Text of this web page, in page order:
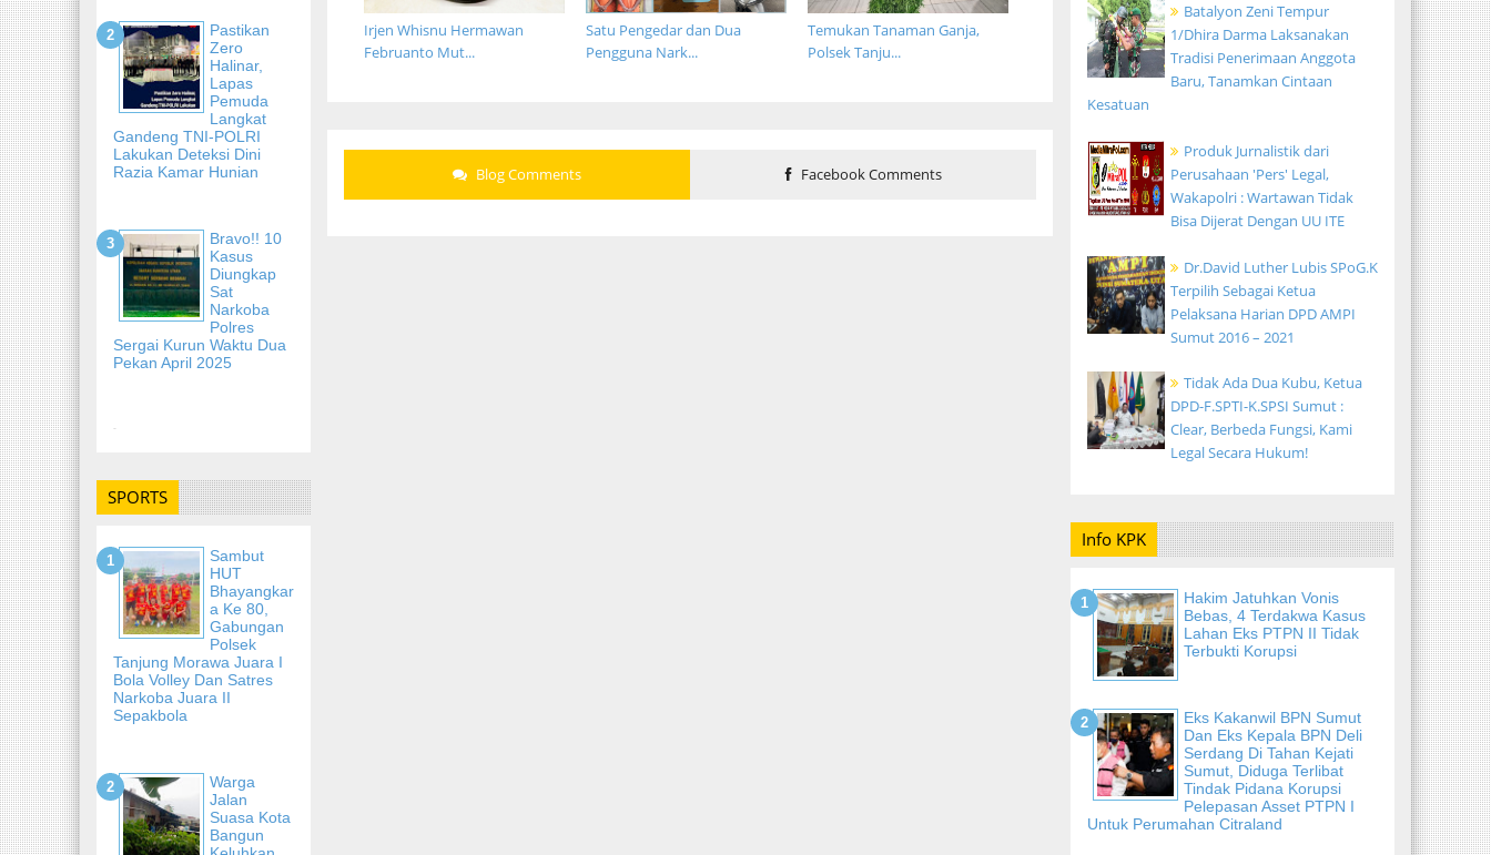
Pastikan
Zero
Halinar,
Lapas
Pemuda
Langkat
Gandeng TNI-POLRI
Lakukan Deteksi Dini
Razia Kamar Hunian
Bravo!! 10
Kasus
Diungkap
Sat
Narkoba
Polres
Sergai Kurun Waktu Dua
Pekan April 2025
-
SPORTS
Sambut
HUT
Bhayangkar
A Ke 80,
Gabungan
Polsek
Tanjung Morawa Juara I
Bola Volley Dan Satres
Narkoba Juara II
Sepakbola
Warga
Jalan
Suasa Kota
Bangun
Temukan Tanaman Ganja,
Polsek Tanju...
Satu Pengedar dan Dua
Pengguna Nark...
Irjen Whisnu Hermawan
Februanto Mut...
Blog Comments Facebook Comments
Batalyon Zeni Tempur
1/Dhira Darma Laksanakan
Tradisi Penerimaan Anggota
Baru, Tanamkan Cintaan
Kesatuan
Produk Jurnalistik dari
Perusahaan 'Pers' Legal,
Wakapolri : Wartawan Tidak
Bisa Dijerat Dengan UU ITE
Dr.David Luther Lubis SPoG.K
Terpilih Sebagai Ketua
Pelaksana Harian DPD AMPI
Sumut 2016 – 2021
Tidak Ada Dua Kubu, Ketua
DPD-F.SPTI-K.SPSI Sumut :
Clear, Berbeda Fungsi, Kami
Legal Secara Hukum!
Info KPK
Hakim Jatuhkan Vonis
Bebas, 4 Terdakwa Kasus
Lahan Eks PTPN II Tidak
Terbukti Korupsi
Eks Kakanwil BPN Sumut
Dan Eks Kepala BPN Deli
Serdang Di Tahan Kejati
Sumut, Diduga Terlibat
Tindak Pidana Korupsi
Pelepasan Asset PTPN I
Untuk Perumahan Citraland